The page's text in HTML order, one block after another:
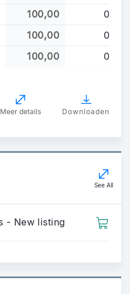
100,00
0
100,00
0
100,00 0
Meer details Downloaden
See All
- New listing